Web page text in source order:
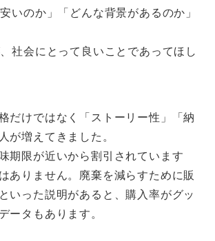
いのか」「どんな背景があるのか」
社会にとって良いことであってほし
だけではなく「ストーリー性」「納
が増えてきました。
期限が近いから割引されています
ありません。廃棄を減らすために販
いった説明があると、購入率がグッ
ータもあります。